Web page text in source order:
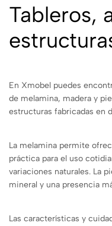
Tableros,
En Xmobel puedes
de melamina, madera y
estructuras fabricadas en
La melamina permite
práctica para el uso
variaciones naturales. La
mineral y una presencia
Las características y